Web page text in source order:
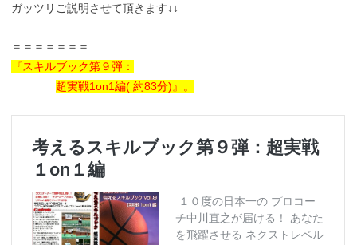
ガッツリご説明させて頂きます↓↓
＝＝＝＝＝＝＝
『スキルブック第９弾：
超実戦1on1編( 約83分)』。